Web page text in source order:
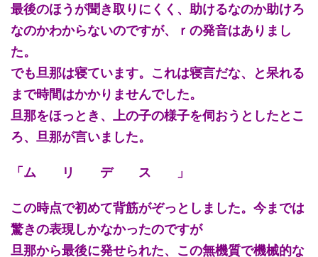
最後のほうが聞き取りにくく、助けるなのか助けろ
なのかわからないのですが、ｒの発音はありまし
た。
でも旦那は寝ています。これは寝言だな、と呆れる
まで時間はかかりませんでした。
旦那をほっとき、上の子の様子を伺おうとしたとこ
ろ、旦那が言いました。
「ム リ デ ス 」
この時点で初めて背筋がぞっとしました。今までは
驚きの表現しかなかったのですが
旦那から最後に発せられた、この無機質で機械的な